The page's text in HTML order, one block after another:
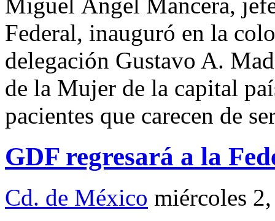
Miguel Ángel Mancera,
Federal, inauguró en la
delegación Gustavo A.
de la Mujer de la capital
pacientes que carecen de
GDF regresará a la
Cd. de México miércoles